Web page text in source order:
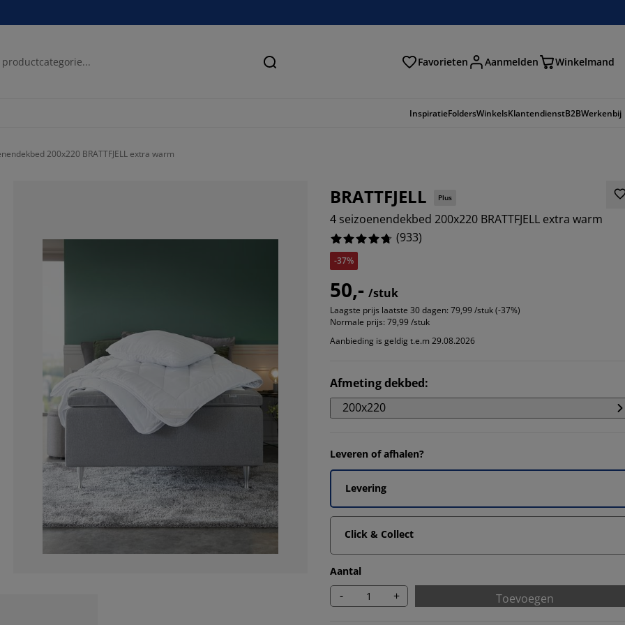
Zoeken Favorieten Aanmelden Winkelmand
InspiratieFoldersWinkelsKlantendienstB2BWerkenbij
200x220 BRATTFJELL extra warm
BRATTFJELL Plus
4 seizoenendekbed 200x220 BRATTFJELL extra warm
(933)
-37%
50,- /stuk
Laagste prijs laatste 30 dagen: 79,99 /stuk (-37%)
Normale prijs: 79,99 /stuk
Aanbieding is geldig t.e.m 29.08.2026
Afmeting dekbed:
200x220
Leveren of afhalen?
Levering
Click & Collect
Aantal
- + Toevoegen
82.42229367631298%
10.503751339764202%
4.180064308681672%
0.857449088960343%
2.0364415862808145%